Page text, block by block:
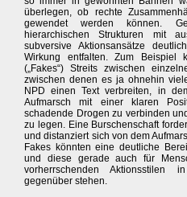
überlegen, ob rechte
gewendet werden können.
hierarchischen Strukturen mit
subversive Aktionsansätze
Wirkung entfalten. Zum Beispiel
(„Fakes“) Streits zwischen
zwischen denen es ja ohnehin
NPD einen Text verbreiten, in
Aufmarsch mit einer klaren
schadende Drogen zu verbinden
zu legen. Eine Burschenschaft
und distanziert sich von dem
Fakes könnten eine deutliche
und diese gerade auch für
vorherrschenden Aktionsstilen
gegenüber stehen.